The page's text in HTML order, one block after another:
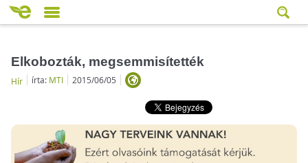
Elkobozták, megsemmisítették
Hír írta: MTI 2015/06/05